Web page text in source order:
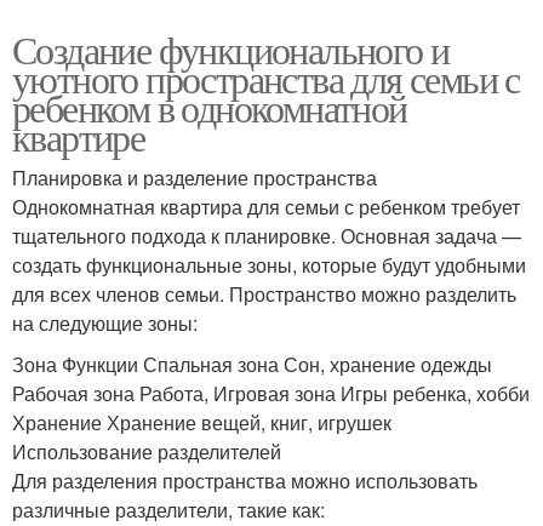
Создание функционального и
уютного пространства для семьи с
ребенком в однокомнатной
квартире
Планировка и разделение пространства
Однокомнатная квартира для семьи с ребенком требует
тщательного подхода к планировке. Основная задача —
создать функциональные зоны, которые будут удобными
для всех членов семьи. Пространство можно разделить
на следующие зоны:
Зона Функции Спальная зона Сон, хранение одежды
Рабочая зона Работа, Игровая зона Игры ребенка, хобби
Хранение Хранение вещей, книг, игрушек
Использование разделителей
Для разделения пространства можно использовать
различные разделители, такие как: